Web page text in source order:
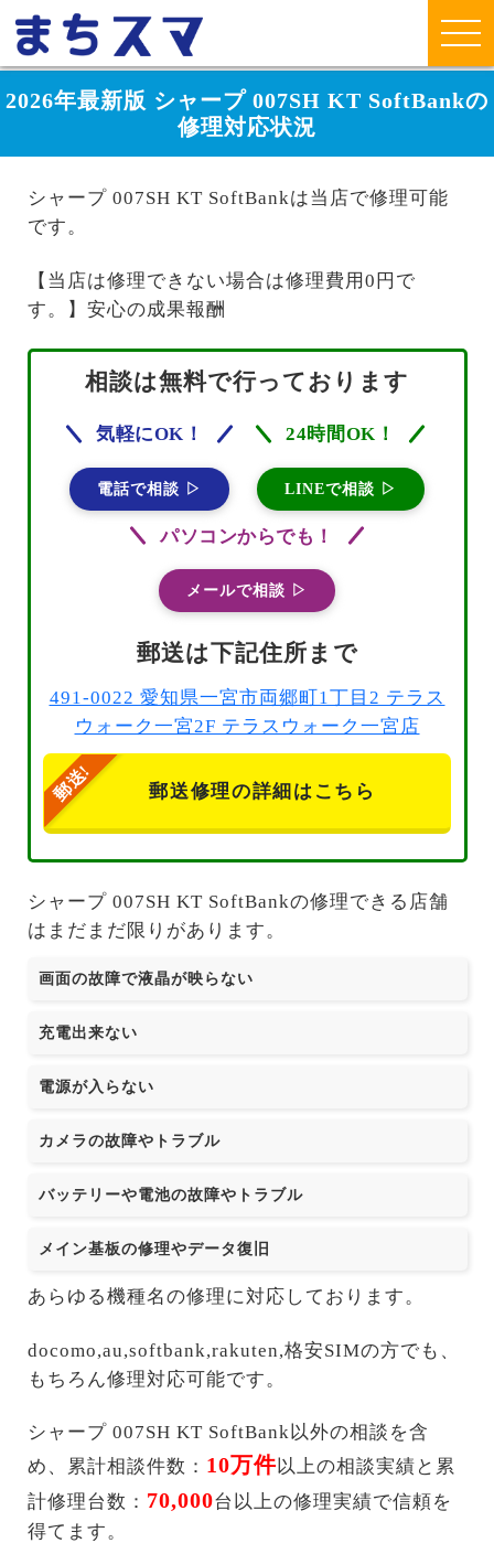
2026年最新版 シャープ 007SH KT SoftBankの
修理対応状況
シャープ 007SH KT SoftBankは当店で修理可能
です。
【当店は修理できない場合は修理費用0円で
す。】安心の成果報酬
相談は無料で行っております
気軽にOK！
電話で相談 ▷
24時間OK！
LINEで相談 ▷
パソコンからでも！
メールで相談 ▷
郵送は下記住所まで
491-0022 愛知県一宮市両郷町1丁目2 テラス
ウォーク一宮2F テラスウォーク一宮店
郵送修理の詳細はこちら
シャープ 007SH KT SoftBankの修理できる店舗
はまだまだ限りがあります。
画面の故障で液晶が映らない
充電出来ない
電源が入らない
カメラの故障やトラブル
バッテリーや電池の故障やトラブル
メイン基板の修理やデータ復旧
あらゆる機種名の修理に対応しております。
docomo,au,softbank,rakuten,格安SIMの方でも、
もちろん修理対応可能です。
シャープ 007SH KT SoftBank以外の相談を含
め、累計相談件数： 10万件以上の相談実績と累
計修理台数： 70,000台以上の修理実績で信頼を
得てます。